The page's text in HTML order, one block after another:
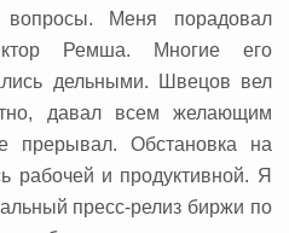
Меня порадовал
Ремша. Многие его
дельными. Швецов вел
давал всем желающим
прерывал. Обстановка на
рабочей и продуктивной. Я
пресс-релиз биржи по